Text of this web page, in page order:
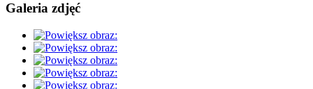
Galeria zdjęć